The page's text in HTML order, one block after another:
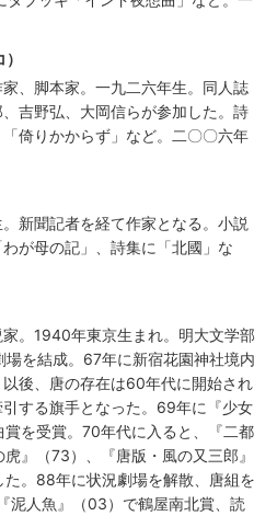
、脚本家。一九二六年生。同人誌
、吉野弘、大岡信らが参加した。詩
倚りかからず」など。二〇〇六年
新聞記者を経て作家となる。小説
が母の記」、詩集に「北國」な
。1940年東京生まれ。明大文学部
を結成。67年に新宿花園神社境内
後、唐の存在は60年代に開始され
する旗手となった。69年に『少女
を受賞。70年代に入ると、『二都
』（73）、『唐版・風の又三郎』
た。88年に状況劇場を解散、唐組を
泥人魚』（03）で鶴屋南北賞、読